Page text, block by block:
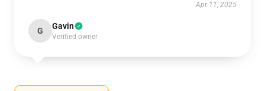
Apr 11, 2025
G Gavin
Verified owner